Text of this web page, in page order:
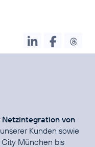
Netzintegration von
Kunden sowie
München bis